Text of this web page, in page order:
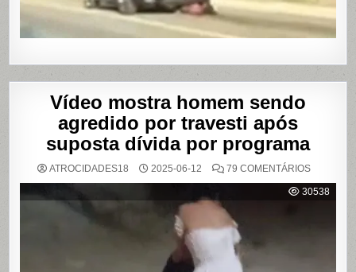
SÃO
PAULO
Vídeo mostra homem sendo
agredido por travesti após
suposta dívida por programa
ATROCIDADES18 2025-06-12 79 COMENTÁRIOSEM
MOSTRA
HOMEM
30538